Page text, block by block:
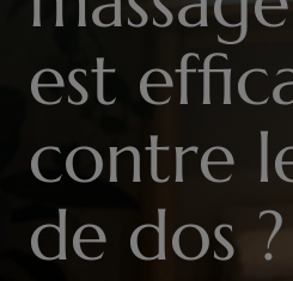
est
contre
de dos ?